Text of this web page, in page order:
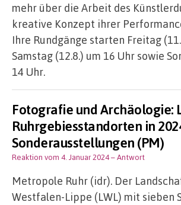
mehr über die Arbeit des
kreative Konzept ihrer
Ihre Rundgänge starten Freitag
Samstag (12.8.) um 16 Uhr sowie
14 Uhr.
Fotografie und Archäologie:
Ruhrgebiesstandorten in
Sonderausstellungen (PM)
Reaktion vom 4. Januar 2024– Antwort
Metropole Ruhr (idr). Der
Westfalen-Lippe (LWL) mit sieben